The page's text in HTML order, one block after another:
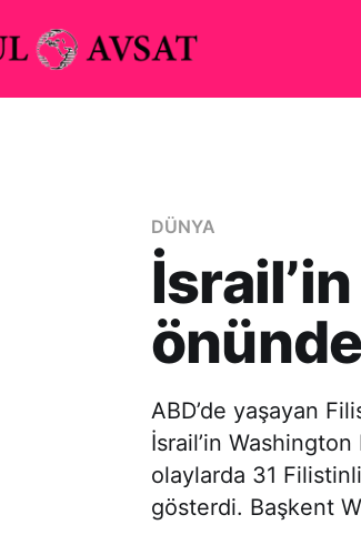
DÜNYA
ABD’de yaşayan
İsrail’in
olaylarda 31
gösterdi. Başkent